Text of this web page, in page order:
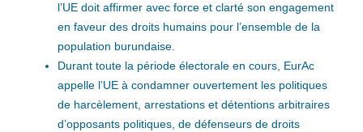
l’UE doit affirmer avec force et clarté son engagement
en faveur des droits humains pour l’ensemble de la
population burundaise.
Durant toute la période électorale en cours, EurAc
appelle l’UE à condamner ouvertement les politiques
de harcèlement, arrestations et détentions arbitraires
d’opposants politiques, de défenseurs de droits